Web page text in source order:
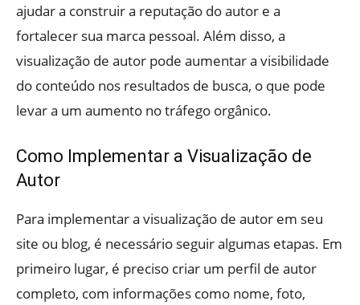
ajudar a construir a reputação do autor e a
fortalecer sua marca pessoal. Além disso, a
visualização de autor pode aumentar a visibilidade
do conteúdo nos resultados de busca, o que pode
levar a um aumento no tráfego orgânico.
Como Implementar a Visualização de
Autor
Para implementar a visualização de autor em seu
site ou blog, é necessário seguir algumas etapas. Em
primeiro lugar, é preciso criar um perfil de autor
completo, com informações como nome, foto,